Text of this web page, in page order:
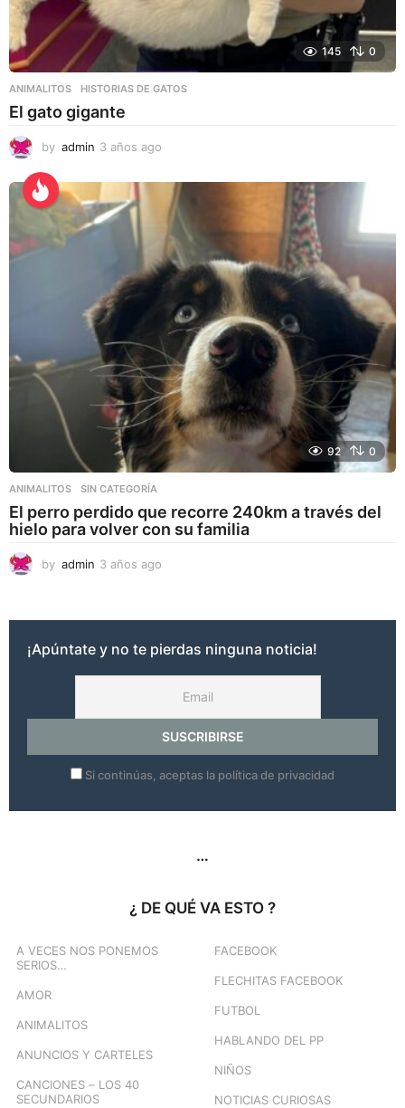
145 0
ANIMALITOS HISTORIAS DE GATOS
El gato gigante
by admin 3 años ago
ñ
a
g
o
92 0
ANIMALITOS ,SIN CATEGORÍA
El perro perdido que recorre 240km a través del
hielo para volver con su familia
by admin 3 años ago
a
¡Apúntate y no te pierdas ninguna noticia!
Si continúas, aceptas la política de privacidad
…
¿ DE QUÉ VA ESTO ?
A VECES NOS PONEMOS
SERIOS…
AMOR
ANIMALITOS
ANUNCIOS Y CARTELES
CANCIONES – LOS 40
SECUNDARIOS
FACEBOOK
FLECHITAS FACEBOOK
FUTBOL
HABLANDO DEL PP
NIÑOS
NOTICIAS CURIOSAS